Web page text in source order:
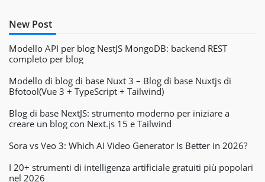
New Post
Modello API per blog NestJS MongoDB: backend REST
completo per blog
Modello di blog di base Nuxt 3 – Blog di base Nuxtjs di
Bfotool(Vue 3 + TypeScript + Tailwind)
Blog di base NextJS: strumento moderno per iniziare a
creare un blog con Next.js 15 e Tailwind
Sora vs Veo 3: Which AI Video Generator Is Better in 2026?
I 20+ strumenti di intelligenza artificiale gratuiti più popolari
nel 2026